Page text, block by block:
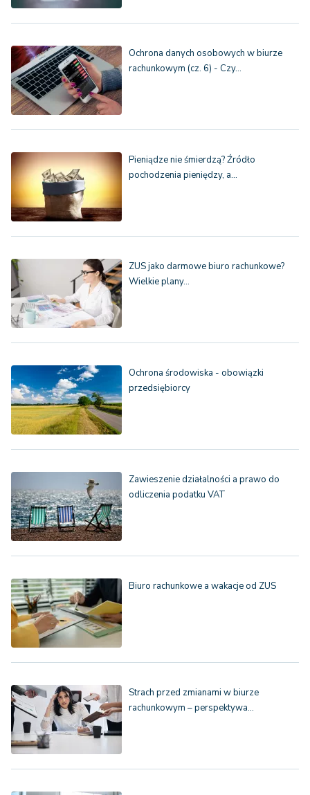
Ochrona danych osobowych w biurze
rachunkowym (cz. 6) - Czy…
Pieniądze nie śmierdzą? Źródło
pochodzenia pieniędzy, a…
ZUS jako darmowe biuro rachunkowe?
Wielkie plany…
Ochrona środowiska - obowiązki
przedsiębiorcy
Zawieszenie działalności a prawo do
odliczenia podatku VAT
Biuro rachunkowe a wakacje od ZUS
Strach przed zmianami w biurze
rachunkowym – perspektywa…